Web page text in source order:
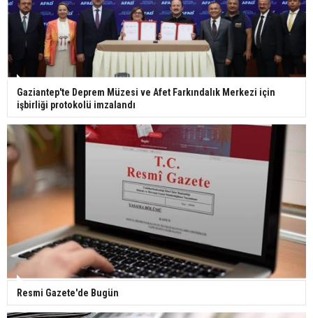
Bilim kurgu gerçekleşiyor... Dondurulmuş
insanları hayata döndürecek keşif
Ünlü türkücü Mahmut Tuncer estetik operasyon
geçirdi: Son hali gündem oldu
Yerli turist 229,7 milyar lira seyahat harcaması
Gazze'deki Sağlık Bakanlığı duyurdu: Vahşetin
pençesinde 2 salgın vaka tespit edildi
Gaziantep'te Deprem Müzesi ve Afet Farkındalık Merkezi için
işbirliği protokolü imzalandı
Resmi Gazete'de Bugün